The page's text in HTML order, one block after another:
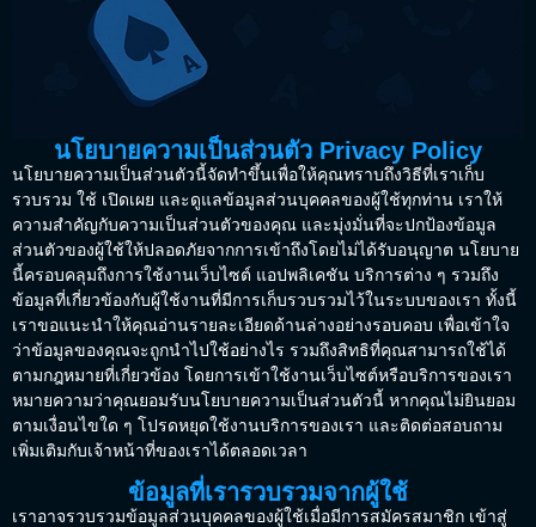
นโยบายความเป็นส่วนตัว Privacy Policy
นโยบายความเป็นส่วนตัวนี้จัดทำขึ้นเพื่อให้คุณทราบถึงวิธีที่เราเก็บ
รวบรวม ใช้ เปิดเผย และดูแลข้อมูลส่วนบุคคลของผู้ใช้ทุกท่าน เราให้
ความสำคัญกับความเป็นส่วนตัวของคุณ และมุ่งมั่นที่จะปกป้องข้อมูล
ส่วนตัวของผู้ใช้ให้ปลอดภัยจากการเข้าถึงโดยไม่ได้รับอนุญาต นโยบาย
นี้ครอบคลุมถึงการใช้งานเว็บไซต์ แอปพลิเคชัน บริการต่าง ๆ รวมถึง
ข้อมูลที่เกี่ยวข้องกับผู้ใช้งานที่มีการเก็บรวบรวมไว้ในระบบของเรา ทั้งนี้
เราขอแนะนำให้คุณอ่านรายละเอียดด้านล่างอย่างรอบคอบ เพื่อเข้าใจ
ว่าข้อมูลของคุณจะถูกนำไปใช้อย่างไร รวมถึงสิทธิที่คุณสามารถใช้ได้
ตามกฎหมายที่เกี่ยวข้อง โดยการเข้าใช้งานเว็บไซต์หรือบริการของเรา
หมายความว่าคุณยอมรับนโยบายความเป็นส่วนตัวนี้ หากคุณไม่ยินยอม
ตามเงื่อนไขใด ๆ โปรดหยุดใช้งานบริการของเรา และติดต่อสอบถาม
เพิ่มเติมกับเจ้าหน้าที่ของเราได้ตลอดเวลา
ข้อมูลที่เรารวบรวมจากผู้ใช้
เราอาจรวบรวมข้อมูลส่วนบุคคลของผู้ใช้เมื่อมีการสมัครสมาชิก เข้าสู่